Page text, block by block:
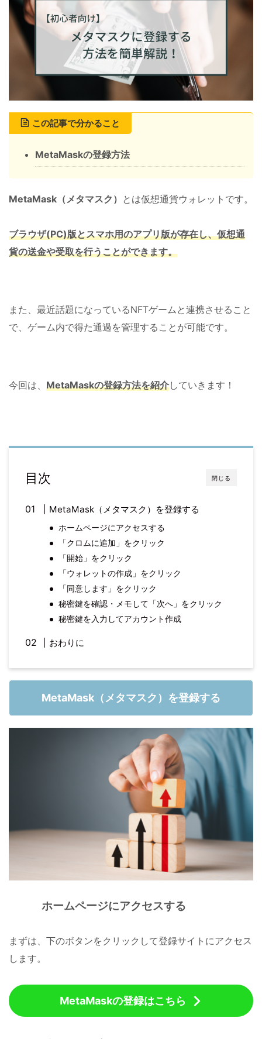
この記事で分かること
MetaMaskの登録方法
MetaMask（メタマスク） とは仮想通貨ウォレットです。
ブラウザ(PC)版とスマホ用のアプリ版が存在し、仮想通
貨の送金や受取を行うことができます。
また、最近話題になっているNFTゲームと連携させること
で、ゲーム内で得た通過を管理することが可能です。
今回は、 MetaMaskの登録方法を紹介していきます！
閉じる
目次
MetaMask（メタマスク）を登録する
ホームページにアクセスする
「クロムに追加」をクリック
「開始」をクリック
「ウォレットの作成」をクリック
「同意します」をクリック
秘密鍵を確認・メモして「次へ」をクリック
秘密鍵を入力してアカウント作成
おわりに
MetaMask（メタマスク）を登録する
ホームページにアクセスする
まずは、下のボタンをクリックして登録サイトにアクセス
します。
MetaMaskの登録はこちら